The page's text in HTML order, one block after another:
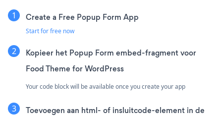
Create a Free Popup Form App
Start for free now
Kopieer het Popup Form embed-fragment voor
Food Theme for WordPress
Your code block will be available once you create your app
Toevoegen aan html- of insluitcode-element in de